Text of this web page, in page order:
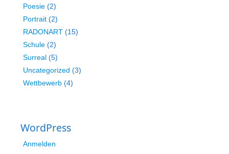
Poesie (2)
Portrait (2)
RADONART (15)
Schule (2)
Surreal (5)
Uncategorized (3)
Wettbewerb (4)
WordPress
Anmelden